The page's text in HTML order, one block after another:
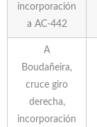
incorporación
a AC-442
A
Boudañeira,
cruce giro
derecha,
incorporación